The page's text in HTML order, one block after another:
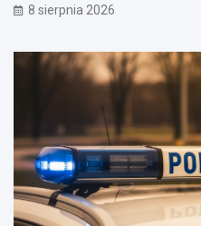
8 sierpnia 2026